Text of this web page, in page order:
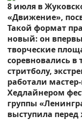
8 июля в
«Движение»,
Такой формат
новый: он
творческие
соревновались в
стритболу,
работали
Хедлайнером
группы
выступила